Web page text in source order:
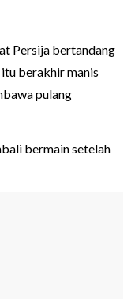
Persija bertandang
berakhir manis
pulang
bermain setelah